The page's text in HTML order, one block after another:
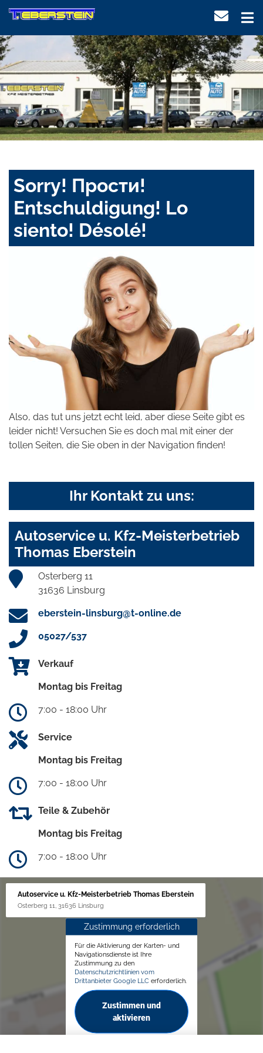
Sorry! Прости!
Entschuldigung! Lo
siento! Désolé!
Also, das tut uns jetzt echt leid, aber diese Seite gibt es
leider nicht! Versuchen Sie es doch mal mit einer der
tollen Seiten, die Sie oben in der Navigation finden!
Ihr Kontakt zu uns:
Autoservice u. Kfz-Meisterbetrieb
Thomas Eberstein
Osterberg 11
31636 Linsburg
eberstein-linsburg@t-online.de
05027/537
Verkauf
Montag bis Freitag
7:00 - 18:00 Uhr
Service
Montag bis Freitag
7:00 - 18:00 Uhr
Teile & Zubehör
Montag bis Freitag
7:00 - 18:00 Uhr
Autoservice u. Kfz-Meisterbetrieb Thomas Eberstein
Osterberg 11, 31636 Linsburg
Zustimmung erforderlich
Für die Aktivierung der Karten- und
Navigationsdienste ist Ihre
Zustimmung zu den
Datenschutzrichtlinien vom
Drittanbieter Google LLC erforderlich.
Zustimmen und
aktivieren